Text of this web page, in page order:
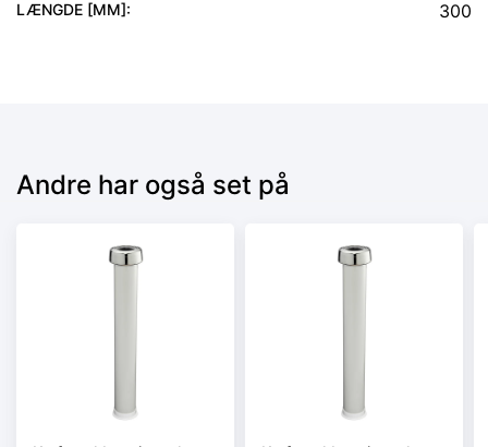
LÆNGDE [MM]: 300
Andre har også set på